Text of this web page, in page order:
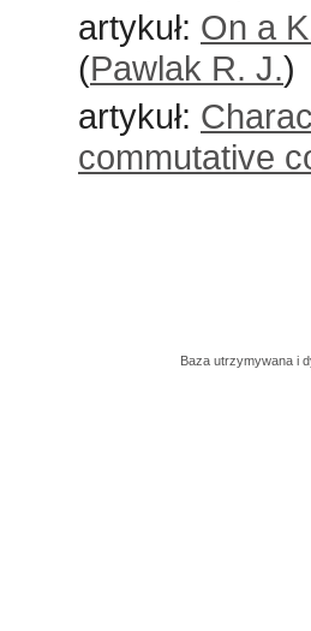
artykuł: On a
(Pawlak R. J.)
artykuł:
commutative
Baza utrzymywana i